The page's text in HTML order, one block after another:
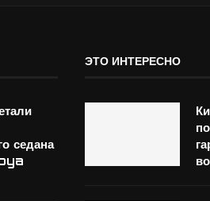
седана
ЭТО ИНТЕРЕСНО